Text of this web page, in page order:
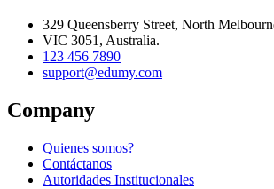
329 Queensberry Street, North
VIC 3051, Australia.
123 456 7890
support@edumy.com
Company
Quienes somos?
Contáctanos
Autoridades Institucionales